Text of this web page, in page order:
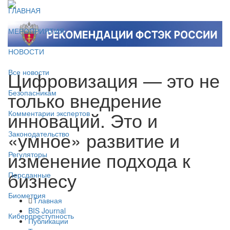
ГЛАВНАЯ
МЕРОПРИЯТИЯ
НОВОСТИ
Все новости
Безопасникам
Комментарии экспертов
Законодательство
Регуляторы
Персданные
Биометрия
Киберпреступность
Цифровизация — это не
только внедрение
инноваций. Это и
«умное» развитие и
изменение подхода к
бизнесу
Главная
BIS Journal
Публикации